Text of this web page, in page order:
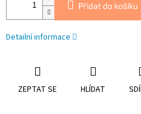
Přidat do košíku
Detailní informace
ZEPTAT SE HLÍDAT